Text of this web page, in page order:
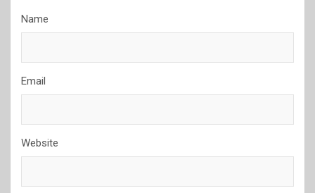
Name
Email
Website